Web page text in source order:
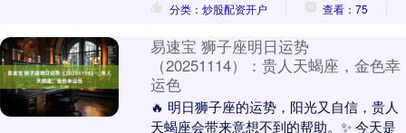
分类：炒股配资开户
查看：75
易速宝 狮子座明日运势
（20251114）：贵人天蝎座，金色幸
运色
🔥 明日狮子座的运势，阳光又自信，贵人
天蝎座会带来意想不到的帮助。✨ 今天是